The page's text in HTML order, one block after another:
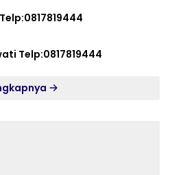
Telp:0817819444
Telp:0817819444